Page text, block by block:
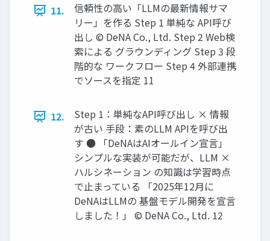
11.
信頼性の高い「LLMの最新情報サマ
リー」を作る Step 1 単純な API呼び
出し © DeNA Co., Ltd. Step 2 Web検
索による グラウンディング Step 3 段
階的な ワークフロー Step 4 外部連携
でソースを指定 11
12.
Step 1：単純なAPI呼び出し × 情報
が古い 手段：素のLLM APIを呼び出
す ● 「DeNAはAIオールイン宣言」
シンプルな実装が可能だが、LLM ×
ハルシネーション の知識は学習時点
で止まっている 「2025年12月に
DeNAはLLMの 基盤モデル開発を宣言
しました！」 © DeNA Co., Ltd. 12